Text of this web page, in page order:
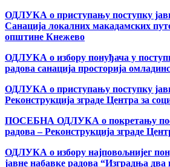
ОДЛУКА о приступању поступку
Санација локалних макадамских
општине Кнежево
ОДЛУКА о избору понуђача у
радова санација просторија
ОДЛУКА о приступању поступку
Реконструкција зграде Центра за
ПОСЕБНА ОДЛУКА о покретању
радова – Реконструкција зграде
ОДЛУКА о избору најповољнијег
јавне набавке радова “Изградња два